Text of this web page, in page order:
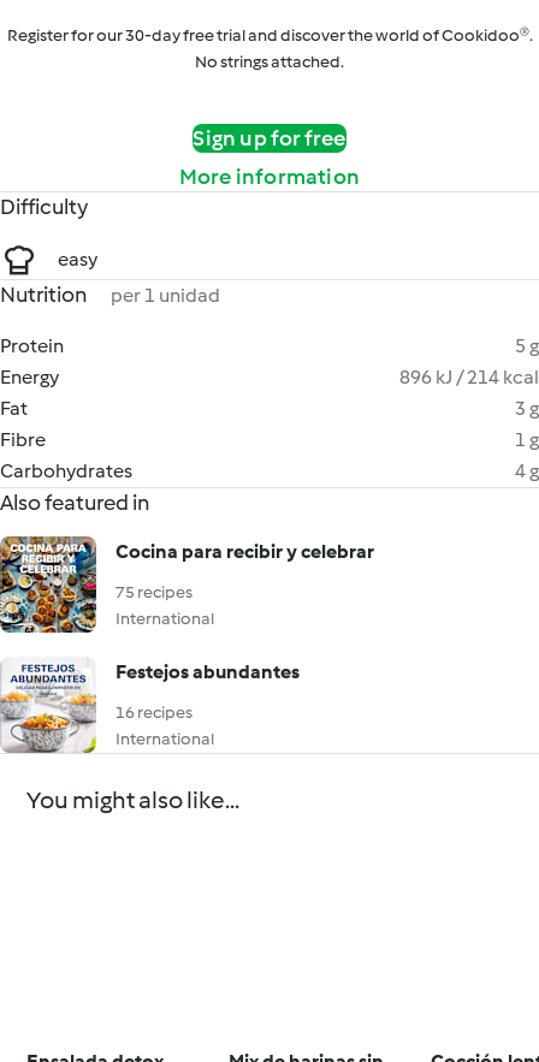
Register for our 30-day free trial and discover the world of Cookidoo®.
No strings attached.
Sign up for free
More information
Difficulty
easy
Nutrition per 1 unidad
Protein
5 g
Energy
896 kJ / 214 kcal
Fat
3 g
Fibre
1 g
Carbohydrates
4 g
Also featured in
Cocina para recibir y celebrar
75 recipes
International
Festejos abundantes
16 recipes
International
You might also like...